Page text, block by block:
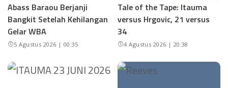
Abass Baraou Berjanji
Bangkit Setelah Kehilangan
Gelar WBA
5 Agustus 2026 | 00:35
Tale of the Tape: Itauma
versus Hrgovic, 21 versus
34
4 Agustus 2026 | 20:38